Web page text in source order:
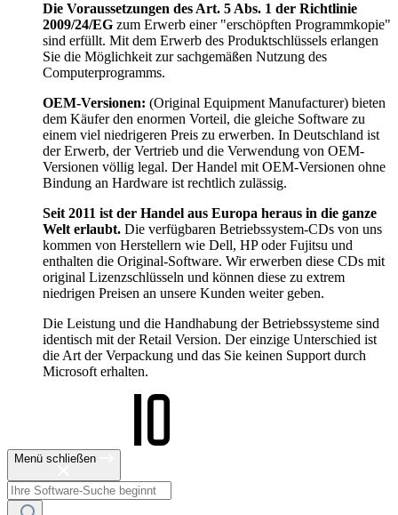
Die Voraussetzungen des Art. 5 Abs. 1 der Richtlinie
2009/24/EG zum Erwerb einer "erschöpften Programmkopie"
sind erfüllt. Mit dem Erwerb des Produktschlüssels erlangen
Sie die Möglichkeit zur sachgemäßen Nutzung des
Computerprogramms.
OEM-Versionen: (Original Equipment Manufacturer) bieten
dem Käufer den enormen Vorteil, die gleiche Software zu
einem viel niedrigeren Preis zu erwerben. In Deutschland ist
der Erwerb, der Vertrieb und die Verwendung von OEM-
Versionen völlig legal. Der Handel mit OEM-Versionen ohne
Bindung an Hardware ist rechtlich zulässig.
Seit 2011 ist der Handel aus Europa heraus in die ganze
Welt erlaubt. Die verfügbaren Betriebssystem-CDs von uns
kommen von Herstellern wie Dell, HP oder Fujitsu und
enthalten die Original-Software. Wir erwerben diese CDs mit
original Lizenzschlüsseln und können diese zu extrem
niedrigen Preisen an unsere Kunden weiter geben.
Die Leistung und die Handhabung der Betriebssysteme sind
identisch mit der Retail Version. Der einzige Unterschied ist
die Art der Verpackung und das Sie keinen Support durch
Microsoft erhalten.
Menü schließen